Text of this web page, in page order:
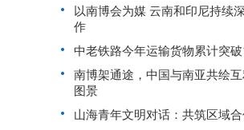
以南博会为媒 云南和印尼持续
作
中老铁路今年运输货物累计突
南博架通途，中国与南亚共绘
图景
山海青年文明对话：共筑区域